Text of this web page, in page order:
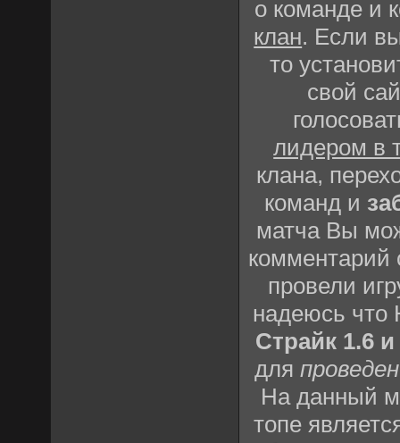
о команде и
клан. Если
то
свой
лидером в
клана,
команд и
матча Вы
комментарий
провели
надеюсь
Страйк 1.6
для
На данный
топе